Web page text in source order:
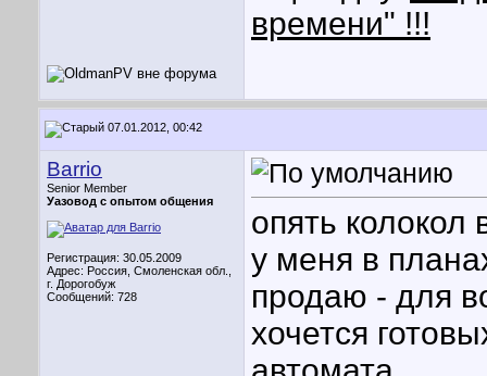
времени" !!!
07.01.2012, 00:42
Barrio
Senior Member
Уазовод с опытом общения
Регистрация: 30.05.2009
Адрес: Россия, Смоленская обл.,
г. Дорогобуж
Сообщений: 728
опять колокол
у меня в
продаю - для
хочется